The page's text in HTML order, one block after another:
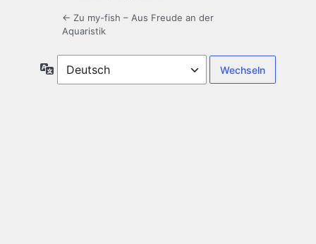
← Zu my-fish – Aus Freude an der
Aquaristik
Sprache